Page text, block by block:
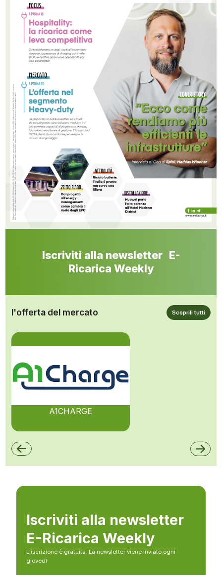
Iscriviti alla newsletter E-
Ricarica Weekly
l'offerta del mercato Scoprili tutti
A1CHARGE
Iscriviti alla newsletter
E-Ricarica Weekly
L’iscrizione è gratuita. La newsletter viene inviato ogni
giovedì